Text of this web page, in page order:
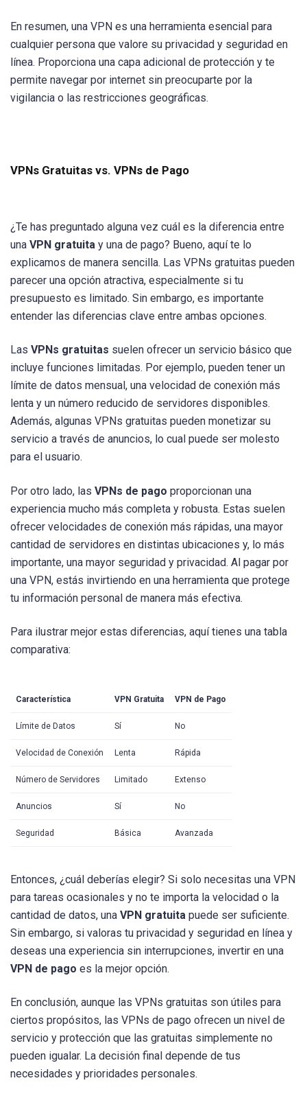
En resumen, una VPN es una herramienta esencial para
cualquier persona que valore su privacidad y seguridad en
línea. Proporciona una capa adicional de protección y te
permite navegar por internet sin preocuparte por la
vigilancia o las restricciones geográficas.
VPNs Gratuitas vs. VPNs de Pago
¿Te has preguntado alguna vez cuál es la diferencia entre
una VPN gratuita y una de pago? Bueno, aquí te lo
explicamos de manera sencilla. Las VPNs gratuitas pueden
parecer una opción atractiva, especialmente si tu
presupuesto es limitado. Sin embargo, es importante
entender las diferencias clave entre ambas opciones.
Las VPNs gratuitas suelen ofrecer un servicio básico que
incluye funciones limitadas. Por ejemplo, pueden tener un
límite de datos mensual, una velocidad de conexión más
lenta y un número reducido de servidores disponibles.
Además, algunas VPNs gratuitas pueden monetizar su
servicio a través de anuncios, lo cual puede ser molesto
para el usuario.
Por otro lado, las VPNs de pago proporcionan una
experiencia mucho más completa y robusta. Estas suelen
ofrecer velocidades de conexión más rápidas, una mayor
cantidad de servidores en distintas ubicaciones y, lo más
importante, una mayor seguridad y privacidad. Al pagar por
una VPN, estás invirtiendo en una herramienta que protege
tu información personal de manera más efectiva.
Para ilustrar mejor estas diferencias, aquí tienes una tabla
comparativa:
Característica VPN Gratuita VPN de Pago
Límite de Datos Sí No
Velocidad de Conexión Lenta Rápida
Número de Servidores Limitado Extenso
Anuncios Sí No
Seguridad Básica Avanzada
Entonces, ¿cuál deberías elegir? Si solo necesitas una VPN
para tareas ocasionales y no te importa la velocidad o la
cantidad de datos, una VPN gratuita puede ser suficiente.
Sin embargo, si valoras tu privacidad y seguridad en línea y
deseas una experiencia sin interrupciones, invertir en una
VPN de pago es la mejor opción.
En conclusión, aunque las VPNs gratuitas son útiles para
ciertos propósitos, las VPNs de pago ofrecen un nivel de
servicio y protección que las gratuitas simplemente no
pueden igualar. La decisión final depende de tus
necesidades y prioridades personales.